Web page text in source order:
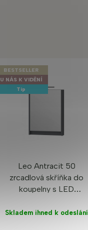
BESTSELLER
U NÁS K VIDĚNÍ
Tip
Leo Antracit 50
zrcadlová skříňka do
koupelny s LED
Skladem ihned k odeslání